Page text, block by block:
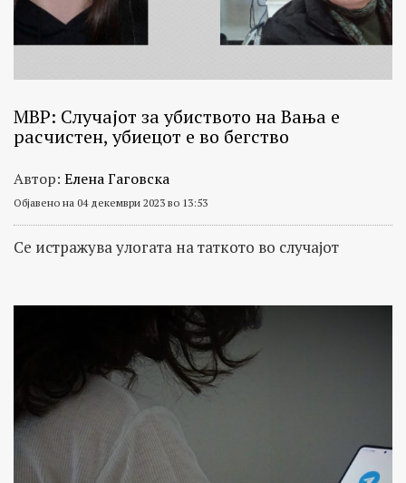
МВР: Случајот за убиството на Вања е
расчистен, убиецот е во бегство
Автор: Елена Гаговска
Објавено на 04 декември 2023 во 13:53
Се истражува улогата на таткото во случајот